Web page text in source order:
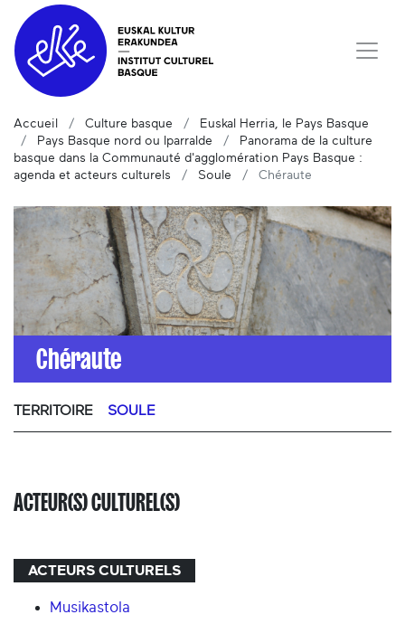
Accueil Culture basque
Euskal Herria, le Pays Basque
Pays Basque nord ou Iparralde
Panorama de la culture
basque dans la Communauté d'agglomération Pays Basque :
agenda et acteurs culturels
Soule Chéraute
Chéraute
TERRITOIRE SOULE
ACTEUR(S) CULTUREL(S)
ACTEURS CULTURELS
Musikastola